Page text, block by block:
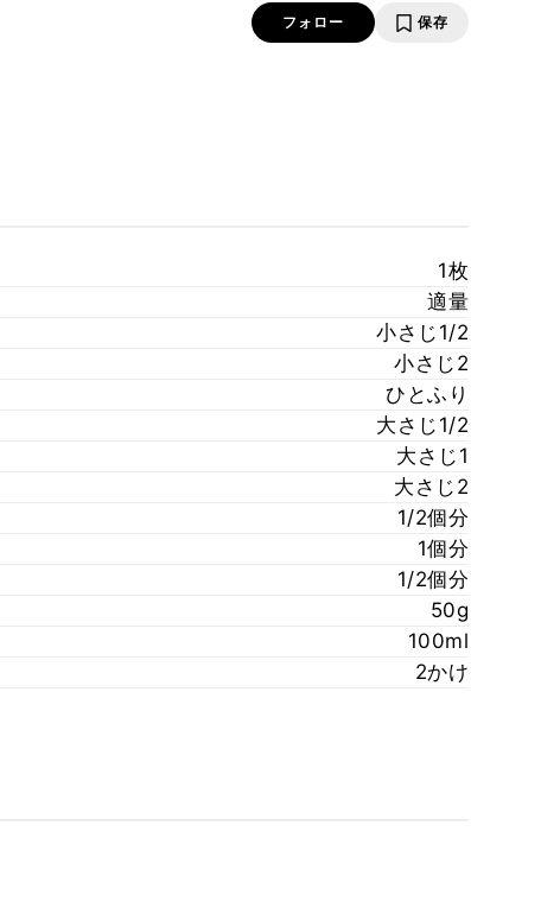
フォロー 保存
1枚
適量
小さじ1/2
小さじ2
ひとふり
大さじ1/2
大さじ1
大さじ2
1/2個分
1個分
1/2個分
50g
100ml
2かけ